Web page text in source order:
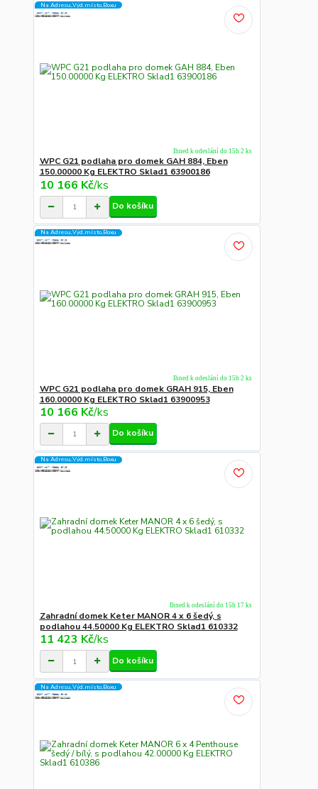
Na Adresu,Výd.místo,Boxu
WPC G21 podlaha pro domek GAH 884, Eben
150.00000 Kg ELEKTRO Sklad1 63900186
10 166 Kč/ks
Ihned k odeslání do 15h 2 ks
Do košíku
Na Adresu,Výd.místo,Boxu
WPC G21 podlaha pro domek GRAH 915, Eben
160.00000 Kg ELEKTRO Sklad1 63900953
10 166 Kč/ks
Ihned k odeslání do 15h 2 ks
Do košíku
Na Adresu,Výd.místo,Boxu
Zahradní domek Keter MANOR 4 x 6 šedý, s
podlahou 44.50000 Kg ELEKTRO Sklad1 610332
11 423 Kč/ks
Ihned k odeslání do 15h 17 ks
Do košíku
Na Adresu,Výd.místo,Boxu